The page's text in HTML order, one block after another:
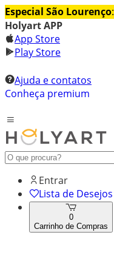
Especial São Lourenço:
Holyart APP
App Store
Play Store
Ajuda e contatos
Conheça premium
Entrar
Lista de Desejos
0
Carrinho de Compras